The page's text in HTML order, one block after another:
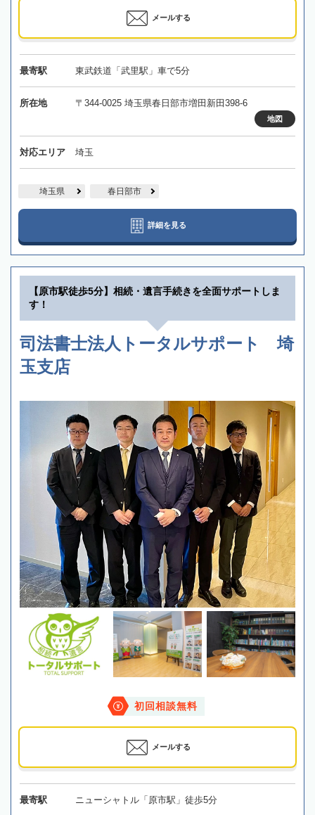
メールする
最寄駅 東武鉄道「武里駅」車で5分
所在地 〒344-0025 埼玉県春日部市増田新田398-6
地図
対応エリア 埼玉
埼玉県 春日部市
詳細を見る
【原市駅徒歩5分】相続・遺言手続きを全面サポートしま
す！
司法書士法人トータルサポート 埼
玉支店
初回相談無料
メールする
最寄駅 ニューシャトル「原市駅」徒歩5分